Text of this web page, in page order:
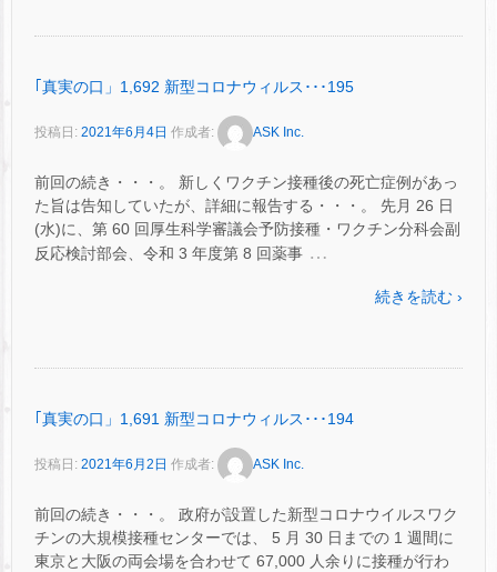
｢真実の口」1,692 新型コロナウィルス･･･195
投稿日: 2021年6月4日 作成者: ASK Inc.
前回の続き・・・。 新しくワクチン接種後の死亡症例があっ
た旨は告知していたが、詳細に報告する・・・。 先月 26 日
(水)に、第 60 回厚生科学審議会予防接種・ワクチン分科会副
反応検討部会、令和 3 年度第 8 回薬事 …
続きを読む ›
｢真実の口」1,691 新型コロナウィルス･･･194
投稿日: 2021年6月2日 作成者: ASK Inc.
前回の続き・・・。 政府が設置した新型コロナウイルスワク
チンの大規模接種センターでは、 5 月 30 日までの 1 週間に
東京と大阪の両会場を合わせて 67,000 人余りに接種が行わ